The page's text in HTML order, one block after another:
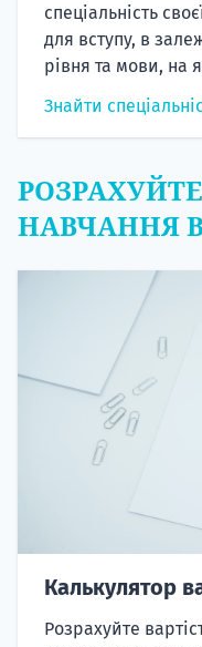
спеціальність
для вступу, в
рівня та мови, на
Знайти
НАВЧАННЯ
Калькулятор
Розрахуйте